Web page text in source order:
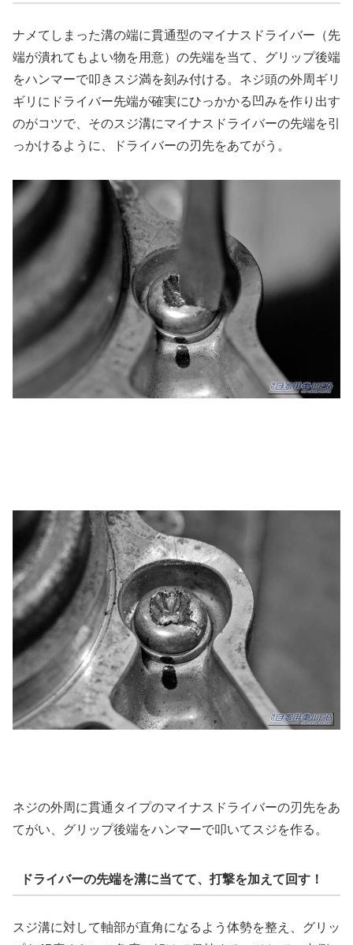
ナメてしまった溝の端に貫通型のマイナスドライバー（先
端が潰れてもよい物を用意）の先端を当て、グリップ後端
をハンマーで叩きスジ満を刻み付ける。ネジ頭の外周ギリ
ギリにドライバー先端が確実にひっかかる凹みを作り出す
のがコツで、そのスジ溝にマイナスドライバーの先端を引
っかけるように、ドライバーの刃先をあてがう。
ネジの外周に貫通タイプのマイナスドライバーの刃先をあ
てがい、グリップ後端をハンマーで叩いてスジを作る。
ドライバーの先端を溝に当てて、打撃を加えて回す！
スジ溝に対して軸部が直角になるよう体勢を整え、グリッ